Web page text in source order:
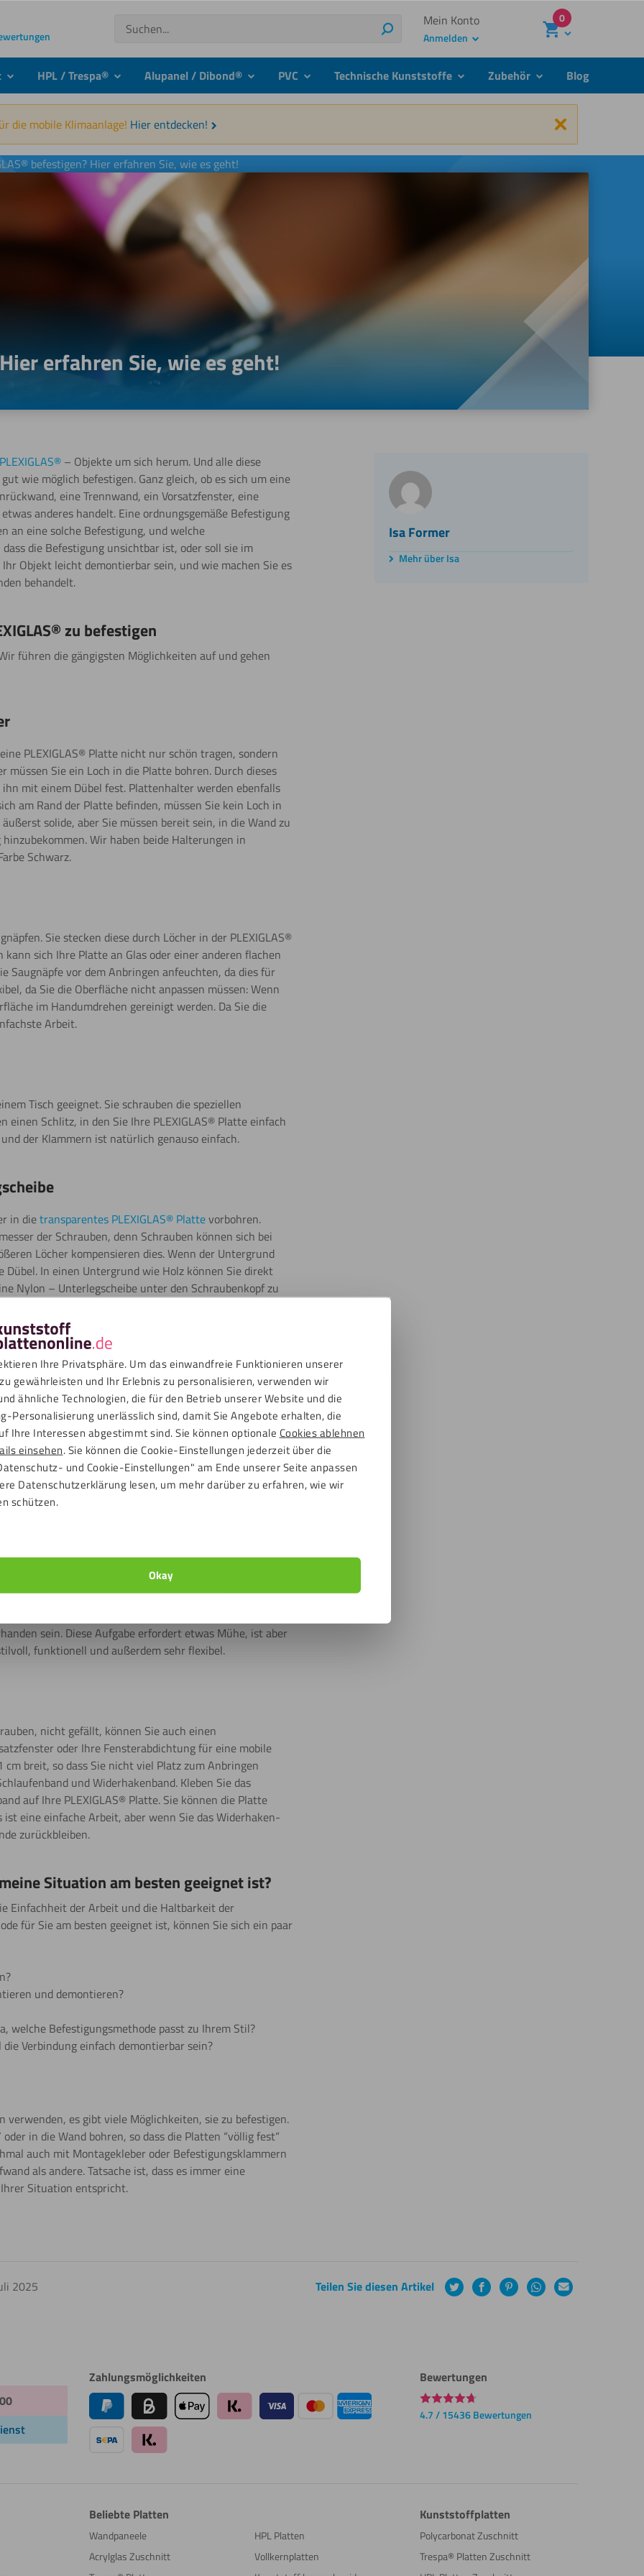
Ihre Privatsphäre. Um das einwandfreie Funktionieren unserer
gewährleisten und Ihr Erlebnis zu personalisieren, verwenden wir
ähnliche Technologien, die für den Betrieb unserer Website und die
Personalisierung unerlässlich sind, damit Sie Angebote erhalten, die
Ihre Interessen abgestimmt sind. Sie können optionale Cookies ablehnen
einsehen. Sie können die Cookie-Einstellungen jederzeit über die
und Cookie-Einstellungen" am Ende unserer Seite anpassen
Datenschutzerklärung lesen, um mehr darüber zu erfahren, wie wir
schützen.
Okay
Suchen
Suchen
Mein Konto
Anmelden
0
submenuHPL / Trespa® submenuAlupanel / Dibond® submenuPVC submenuTechnische Kunststoffe submenuZubehör submenuBlog
die mobile Klimaanlage! Hier entdecken! Schließen
befestigen? Hier erfahren Sie, wie es geht!
erfahren Sie, wie es geht!
PLEXIGLAS® – Objekte um sich herum. Und alle diese
wie möglich befestigen. Ganz gleich, ob es sich um eine
eine Trennwand, ein Vorsatzfenster, eine
anderes handelt. Eine ordnungsgemäße Befestigung
an eine solche Befestigung, und welche
die Befestigung unsichtbar ist, oder soll sie im
Objekt leicht demontierbar sein, und wie machen Sie es
behandelt.
zu befestigen
führen die gängigsten Möglichkeiten auf und gehen
PLEXIGLAS® Platte nicht nur schön tragen, sondern
Sie ein Loch in die Platte bohren. Durch dieses
mit einem Dübel fest. Plattenhalter werden ebenfalls
am Rand der Platte befinden, müssen Sie kein Loch in
solide, aber Sie müssen bereit sein, in die Wand zu
Wir haben beide Halterungen in
Schwarz.
Sie stecken diese durch Löcher in der PLEXIGLAS®
sich Ihre Platte an Glas oder einer anderen flachen
Saugnäpfe vor dem Anbringen anfeuchten, da dies für
da Sie die Oberfläche nicht anpassen müssen: Wenn
im Handumdrehen gereinigt werden. Da Sie die
Arbeit.
Tisch geeignet. Sie schrauben die speziellen
einen Schlitz, in den Sie Ihre PLEXIGLAS® Platte einfach
der Klammern ist natürlich genauso einfach.
in dietransparentes PLEXIGLAS® Plattevorbohren.
der Schrauben, denn Schrauben können sich bei
Löcher kompensieren dies. Wenn der Untergrund
Dübel. In einen Untergrund wie Holz können Sie direkt
Nylon – Unterlegscheibe unter den Schraubenkopf zu
Methode liefert ein äußerst solides und stabiles
Dies kann mit High Tack Premium H980
Metall, Holz und Keramik geschehen. Tragen Sie den
Abstand dazwischen, damit die Versiegelung
Platte, die kein Licht durchlässt, um sicherzustellen,
sehen. Die Versiegelung ist eine dauerhafte Lösung, die
Fensterabdichtung für eine mobile Klimaanlage
aus demselben Material. Sie klemmen
Sie zuvor an den Fensterrahmen geschraubt haben. Es
sein. Diese Aufgabe erfordert etwas Mühe, ist aber
funktionell und außerdem sehr flexibel.
nicht gefällt, können Sie auch einen
oder Ihre Fensterabdichtung für eine mobile
breit, so dass Sie nicht viel Platz zum Anbringen
und Widerhakenband. Kleben Sie das
auf Ihre PLEXIGLAS® Platte. Sie können die Platte
eine einfache Arbeit, aber wenn Sie das Widerhaken-
zurückbleiben.
Situation am besten geeignet ist?
Einfachheit der Arbeit und die Haltbarkeit der
für Sie am besten geeignet ist, können Sie sich ein paar
und demontieren?
welche Befestigungsmethode passt zu Ihrem Stil?
Verbindung einfach demontierbar sein?
verwenden, es gibt viele Möglichkeiten, sie zu befestigen.
in die Wand bohren, so dass die Platten “völlig fest“
auch mit Montagekleber oder Befestigungsklammern
als andere. Tatsache ist, dass es immer eine
Situation entspricht.
Isa Former
Mehr über Isa
2025 Teilen Sie diesen Artikel TwitterFacebookPinterestWhatsApp
E-
Zahlungsmöglichkeiten Bewertungen
4.7 / 15436 Bewertungen
Beliebte Platten
Wandpaneele
Acrylglas Zuschnitt
HPL Platten
Vollkernplatten
Kunststoffplatten
Polycarbonat Zuschnitt
Trespa® Platten Zuschnitt